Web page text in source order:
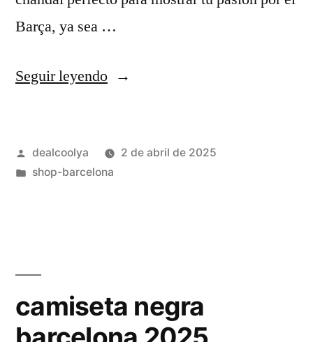
Barça, ya sea …
Seguir leyendo«chandal
Publicado
por
dealcoolya
2 de abril de 2025
Publicado
shop-barcelona
camiseta negra